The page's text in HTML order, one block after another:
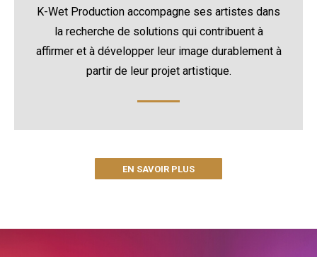
K-Wet Production accompagne ses artistes dans
la recherche de solutions qui contribuent à
affirmer et à développer leur image durablement à
partir de leur projet artistique.
EN SAVOIR PLUS